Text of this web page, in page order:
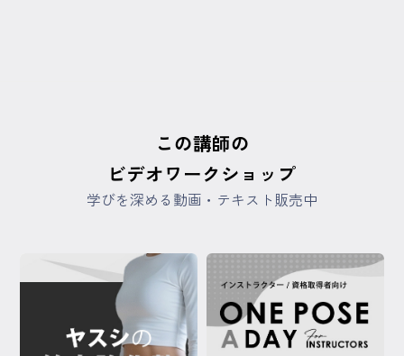
この講師の
ビデオワークショップ
学びを深める動画・テキスト販売中